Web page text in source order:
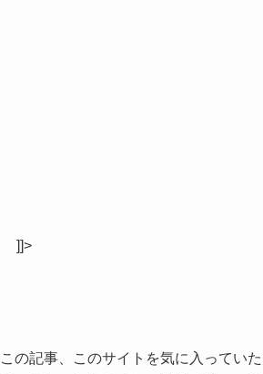
]]>
この記事、このサイトを気に入ってい